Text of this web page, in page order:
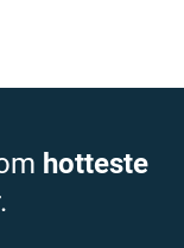
hotteste